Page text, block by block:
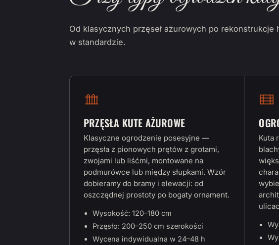
Od klasycznych przęseł ażurowych po
w standardzie.
PRZĘSŁA KUTE AŻUROWE
Klasyczne ogrodzenie posesyjne —
przęsła z pionowych prętów z grotami,
zwojami lub liśćmi, montowane na
podmurówce lub między słupkami. Wzór
dobieramy do bramy i elewacji: od
oszczędnej prostoty po bogaty ornament.
Wysokość: 120–180 cm
Przęsło: 200–250 cm szerokości
Wycena indywidualna w 24–48 h
Kuta